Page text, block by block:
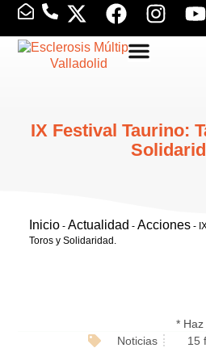
IX Festival Taurino:
Inicio- Actualidad - Acciones-
Toros y Solidaridad.
*
Noticias
15